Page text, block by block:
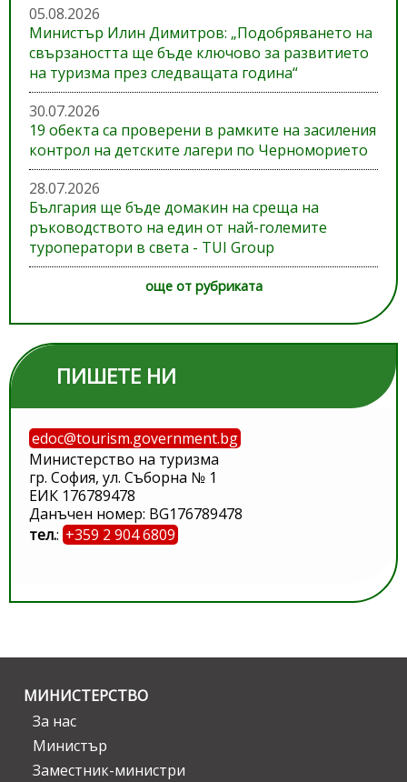
05.08.2026
Министър Илин Димитров: „Подобряването на
свързаността ще бъде ключово за развитието
на туризма през следващата година“
30.07.2026
19 обекта са проверени в рамките на засиления
контрол на детските лагери по Черноморието
28.07.2026
България ще бъде домакин на среща на
ръководството на един от най-големите
туроператори в света - TUI Group
още от рубриката
ПИШЕТЕ НИ
edoc@tourism.government.bg
Министерство на туризма
гр. София, ул. Съборна № 1
ЕИК 176789478
Данъчен номер: BG176789478
тел.: +359 2 904 6809
МИНИСТЕРСТВО
За нас
Министър
Заместник-министри